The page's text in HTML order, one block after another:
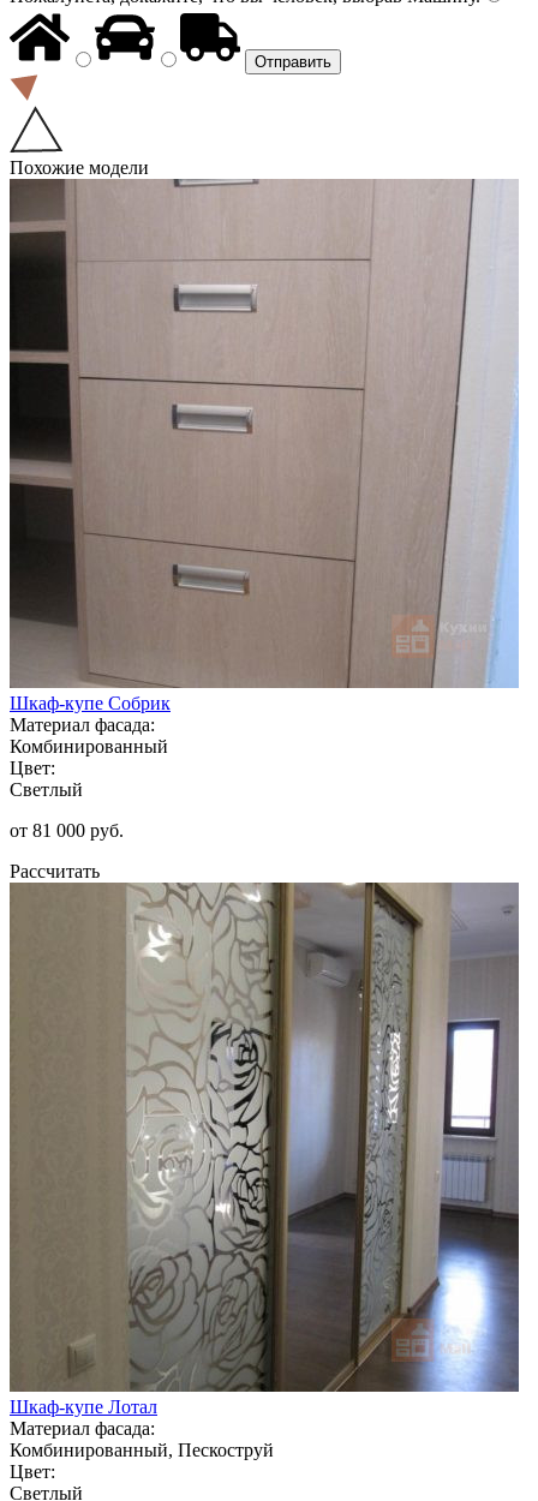
Похожие модели
Шкаф-купе Собрик
Материал фасада:
Комбинированный
Цвет:
Светлый
от 81 000 руб.
Рассчитать
Шкаф-купе Лотал
Материал фасада:
Комбинированный, Пескоструй
Цвет:
Светлый